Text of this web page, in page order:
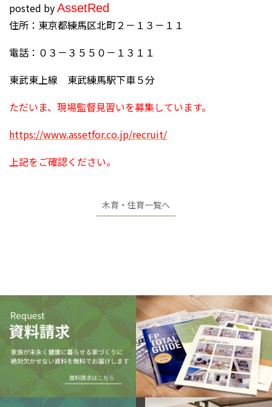
posted byAssetRed
住所：東京都練馬区北町２－１３－１１
電話：０３－３５５０－１３１１
東武東上線 東武練馬駅下車５分
ただいま、現場監督見習いを募集しています。
https://www.assetfor.co.jp/recruit/
上記をご確認ください。
木育・住育一覧へ